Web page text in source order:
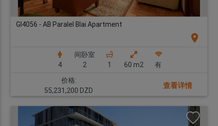
GI4056 - AB Paralel Blai Apartment
location_on
4
间卧室
2
1 60 m2
有
价格:
55,231,200 DZD
查看详情